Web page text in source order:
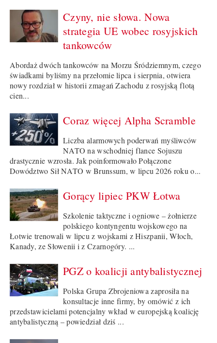
Czyny, nie słowa. Nowa
strategia UE wobec rosyjskich
tankowców
Abordaż dwóch tankowców na Morzu Śródziemnym, czego
świadkami byliśmy na przełomie lipca i sierpnia, otwiera
nowy rozdział w historii zmagań Zachodu z rosyjską flotą
cien...
Coraz więcej Alpha Scramble
Liczba alarmowych poderwań myśliwców
NATO na wschodniej flance Sojuszu
drastycznie wzrosła. Jak poinformowało Połączone
Dowództwo Sił NATO w Brunssum, w lipcu 2026 roku o...
Gorący lipiec PKW Łotwa
Szkolenie taktyczne i ogniowe – żołnierze
polskiego kontyngentu wojskowego na
Łotwie trenowali w lipcu z wojskami z Hiszpanii, Włoch,
Kanady, ze Słowenii i z Czarnogóry. ...
PGZ o koalicji antybalistycznej
Polska Grupa Zbrojeniowa zaprosiła na
konsultacje inne firmy, by omówić z ich
przedstawicielami potencjalny wkład w europejską koalicję
antybalistyczną – powiedział dziś ...